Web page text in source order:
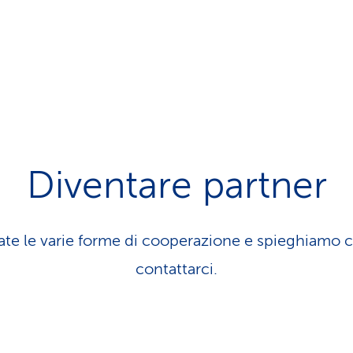
Diventare partner
le varie forme di cooperazione e spieghiamo
contattarci.